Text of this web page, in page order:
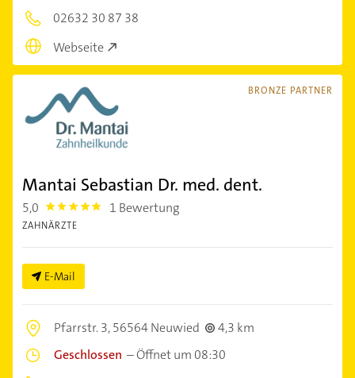
02632 30 87 38
Webseite
BRONZE PARTNER
Mantai Sebastian Dr. med. dent.
5,0 5.0 1 Bewertung
ZAHNÄRZTE
E-Mail
Pfarrstr. 3,56564 Neuwied
4,3 km
Geschlossen –Öffnet um 08:30